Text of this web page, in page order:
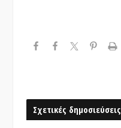
Σχετικές δημοσιεύσεις